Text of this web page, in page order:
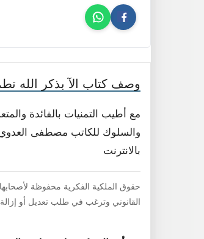
وصف كتاب الآ بذكر الله
مع أطيب التمنيات بالفائدة
والسلوك للكاتب مصطفى العدوي
بالانترنت
حقوق الملكية الفكرية محفوظة
القانوني وترغب في طلب تعديل أو